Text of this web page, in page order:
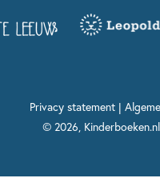
Privacy statement|
© 2026,